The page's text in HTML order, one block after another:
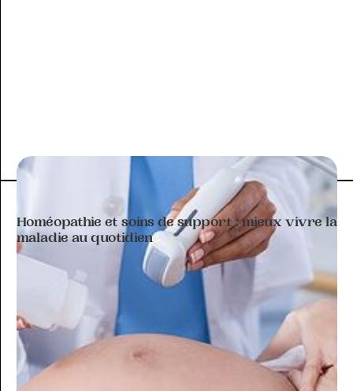
ARTICLE À THÉMATIQUE
Homéopathie et soins de support : mieux vivre la
maladie au quotidien